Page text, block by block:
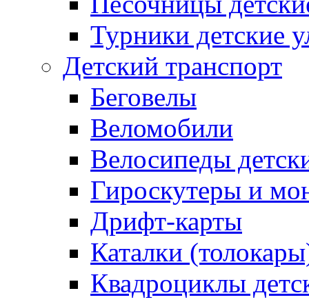
Турники детские
Детский транспорт
Беговелы
Веломобили
Велосипеды
Гироскутеры и
Дрифт-карты
Каталки
Квадроциклы